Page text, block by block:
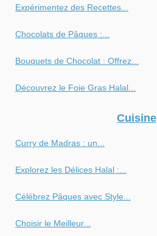
Expérimentez des Recettes...
Chocolats de Pâques :...
Bouquets de Chocolat : Offrez...
Découvrez le Foie Gras Halal...
Cuisine
Curry de Madras : un...
Explorez les Délices Halal :...
Célébrez Pâques avec Style...
Choisir le Meilleur...